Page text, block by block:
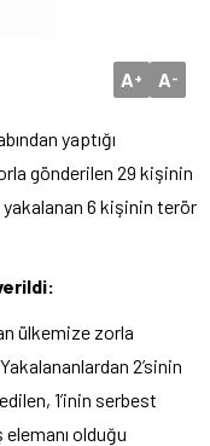
A+ A-
yaptığı
gönderilen 29 kişinin
yakalanan 6 kişinin terör
ülkemize zorla
2’sinin
1’inin serbest
olduğu